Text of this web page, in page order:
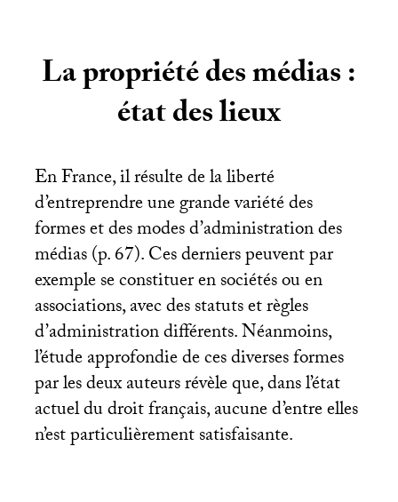
La propriété des médias :
état des lieux
En France, il résulte de la liberté
d’entreprendre une grande variété des
formes et des modes d’administration des
médias (p. 67). Ces derniers peuvent par
exemple se constituer en sociétés ou en
associations, avec des statuts et règles
d’administration différents. Néanmoins,
l’étude approfondie de ces diverses formes
par les deux auteurs révèle que, dans l’état
actuel du droit français, aucune d’entre elles
n’est particulièrement satisfaisante.